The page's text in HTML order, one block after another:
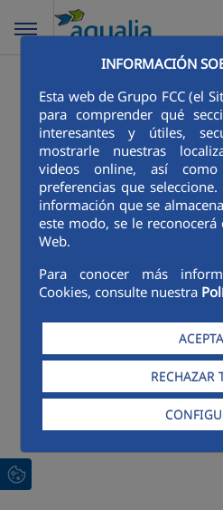
INFORMACIÓN
Esta web de Grupo FCC (el
para comprender qué
interesantes y útiles,
mostrarle nuestras
videos online, así
preferencias que
información que se
este modo, se le
Web.
Para conocer más
Cookies, consulte nuestra
RECHAZAR
acceder a la
App